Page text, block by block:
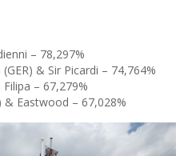
– 78,297%
& Sir Picardi – 74,764%
– 67,279%
& Eastwood – 67,028%